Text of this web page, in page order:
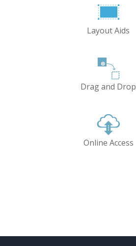
Layout Aids
Drag and Drop
Online Access